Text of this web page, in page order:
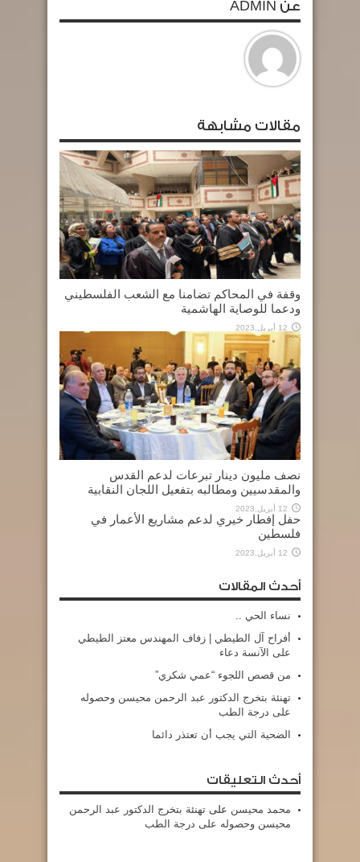
عن ADMIN
مقالات مشابهة
وقفة في المحاكم تضامنا مع الشعب الفلسطيني
ودعما للوصاية الهاشمية
12 أبريل,2023
نصف مليون دينار تبرعات لدعم القدس
والمقدسيين ومطالبه بتفعيل اللجان النقابية
12 أبريل,2023
حفل إفطار خيري لدعم مشاريع الأعمار في
فلسطين
12 أبريل,2023
أحدث المقالات
نساء الحي ..
أفراح آل الطيطي | زفاف المهندس معتز الطيطي
على الآنسة دعاء
من قصص اللجوء “عمي شكري”
تهنئة بتخرج الدكتور عبد الرحمن محيسن وحصوله
على درجة الطب
الضحية التي يجب أن تعتذر دائما
أحدث التعليقات
محمد محيسن على تهنئة بتخرج الدكتور عبد الرحمن
محيسن وحصوله على درجة الطب